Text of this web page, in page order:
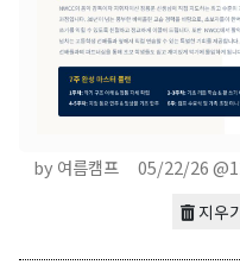
by 여름캠프 05/22/26
지우